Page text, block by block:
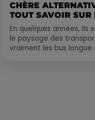
CHÈRE
TOUT SAVOIR SUR
En quelques années, ils
le paysage des
vraiment les bus longue